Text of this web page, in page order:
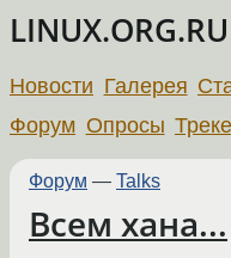
LINUX.ORG.RU
Новости Галерея
Форум Опросы
Форум — Talks
Всем хана...